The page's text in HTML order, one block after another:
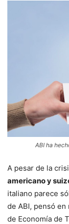
ABI ha
A pesar de la
americano y
italiano parece
de ABI, pensó
de Economía de